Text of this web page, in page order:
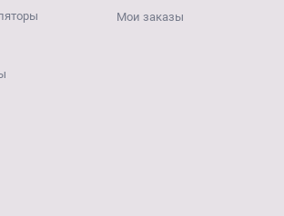
Мои заказы